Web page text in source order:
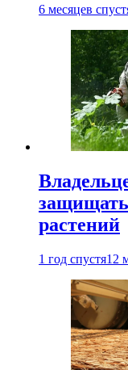
6 месяцев
растений
1 год спустя12